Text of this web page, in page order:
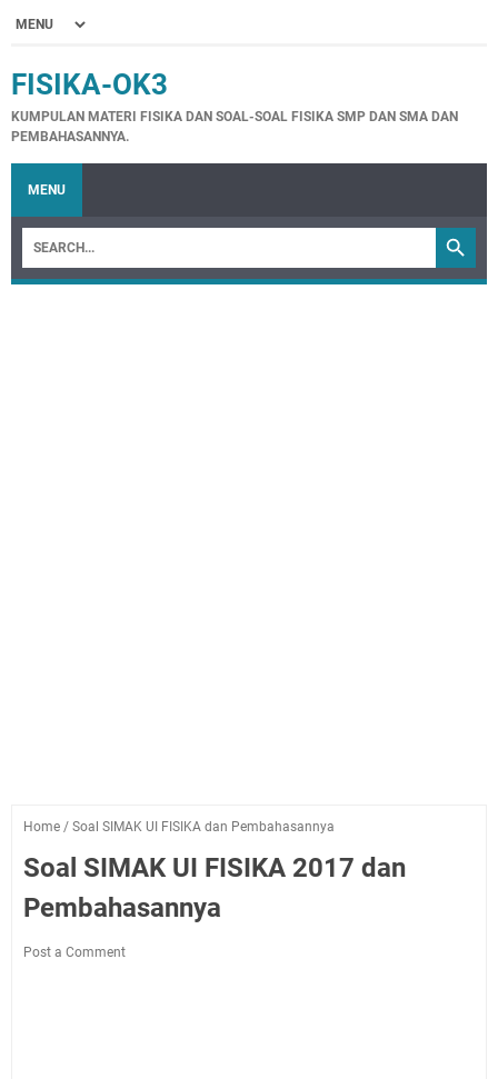
FISIKA-OK3
KUMPULAN MATERI FISIKA DAN SOAL-SOAL FISIKA SMP DAN SMA DAN
PEMBAHASANNYA.
MENU
Home / Soal SIMAK UI FISIKA dan Pembahasannya
Soal SIMAK UI FISIKA 2017 dan
Pembahasannya
Post a Comment